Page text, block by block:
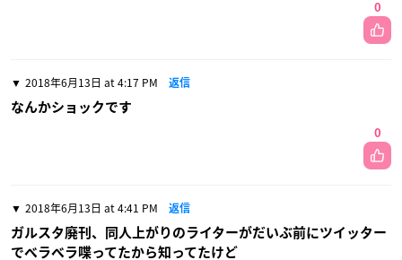
0
2018年6月13日 at 4:17 PM 返信
なんかショックです
0
2018年6月13日 at 4:41 PM 返信
ガルスタ廃刊、同人上がりのライターがだいぶ前にツイッター
でベラベラ喋ってたから知ってたけど